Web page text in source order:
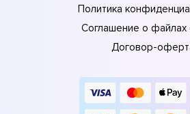
Политика
Соглашение о файлах
Договор-